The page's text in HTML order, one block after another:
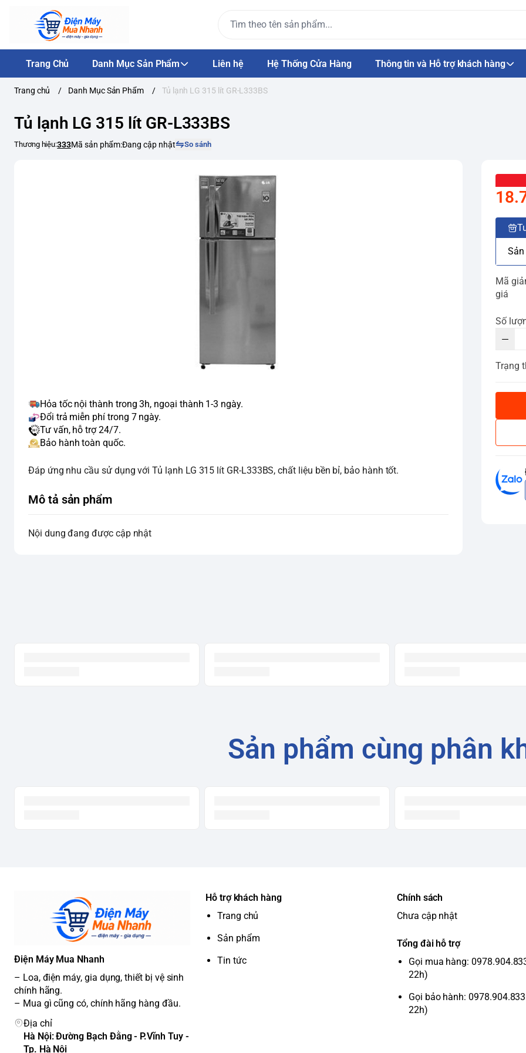
Trang Chủ Danh Mục Sản Phẩm Liên hệ Hệ Thống Cửa Hàng Thông tin và Hỗ trợ khách hàng
Trang chủ / Danh Mục Sản Phẩm / Tủ lạnh LG 315 lít GR-L333BS
Tủ lạnh LG 315 lít GR-L333BS
Thương hiệu:333Mã sản phẩm:Đang cập nhật So sánh
Mã
giá
Số
Trạng
Hỏa tốc nội thành trong 3h, ngoại thành 1-3 ngày.
Đổi trả miễn phí trong 7 ngày.
Tư vấn, hỗ trợ 24/7.
Bảo hành toàn quốc.
Đáp ứng nhu cầu sử dụng với Tủ lạnh LG 315 lít GR-L333BS, chất liệu bền bỉ, bảo hành tốt.
Mô tả sản phẩm
Nội dung đang được cập nhật
Sản phẩm cùng phân
Điện Máy Mua Nhanh
– Loa, điện máy, gia dụng, thiết bị vệ sinh
chính hãng.
– Mua gì cũng có, chính hãng hàng đầu.
Địa chỉ
Hà Nội: Đường Bạch Đằng - P.Vĩnh Tuy -
Tp. Hà Nội
Hỗ trợ khách hàng
Trang chủ
Sản phẩm
Tin tức
Chính sách
Chưa cập nhật
Tổng đài hỗ trợ
Gọi mua hàng:
22h)
Gọi bảo hành:
22h)